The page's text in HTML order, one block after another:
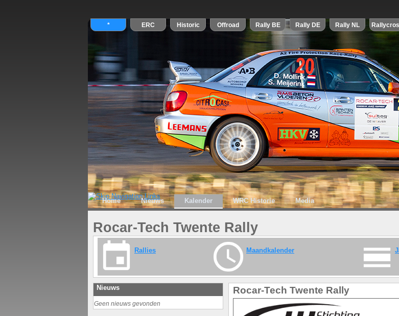
Home Nieuws Kalender WRC Historie Media
Rocar-Tech Twente Rally
Rallies Maandkalender
Nieuws
Geen nieuws gevonden
Rocar-Tech Twente Rally